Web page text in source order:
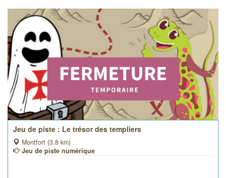
Jeu de piste : Le trésor des templiers
Montfort (3.8 km)
Jeu de piste numérique